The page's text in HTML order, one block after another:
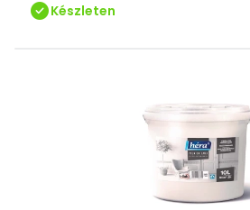
Készleten